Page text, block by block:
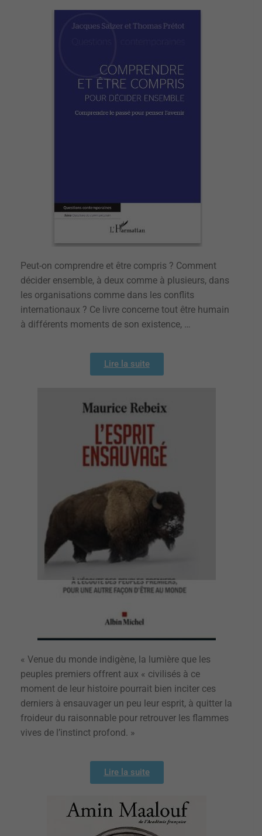
Peut-on comprendre et être compris ? Comment
décider ensemble, à deux comme à plusieurs, dans
les organisations comme dans les conflits
internationaux ? Ce livre concerne tout être humain
à différents moments de son existence, …
Lire la suite
« Venue du monde indigène, la lumière que les
peuples premiers offrent aux « civilisés à ce
moment de leur histoire pourrait bien inciter ces
derniers à ensauvager un peu leur esprit, à quitter la
froideur du raisonnable pour retrouver les flammes
vives de l’instinct profond. »
Lire la suite